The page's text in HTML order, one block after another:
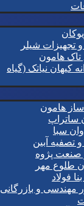
شیلر
هامون
کیهان نیاتک (گیاه
هامون
ساتراپ
سبا
تصفیه آبین
پژوه
طلوع مهر
فولاد
و بازرگانی